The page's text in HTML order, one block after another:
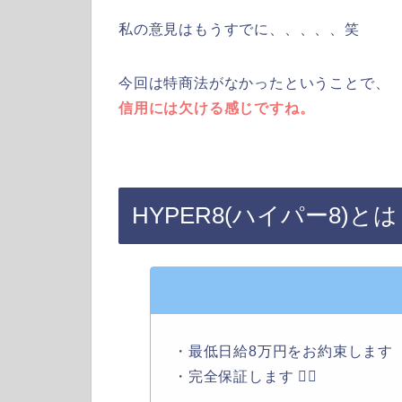
私の意見はもうすでに、、、、、笑
今回は特商法がなかったということで、
信用には欠ける感じですね。
HYPER8(ハイパー8)とは
・最低日給8万円をお約束します
・完全保証します 